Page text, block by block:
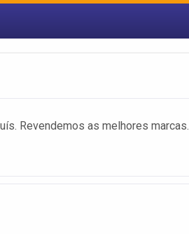
Revendemos as melhores marcas.